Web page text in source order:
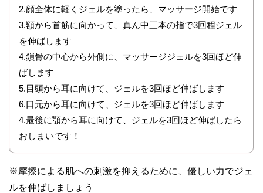
2.顔全体に軽くジェルを塗ったら、マッサージ開始です
3.額から首筋に向かって、真ん中三本の指で3回程ジェル
を伸ばします
4.鎖骨の中心から外側に、マッサージジェルを3回ほど伸
ばします
5.目頭から耳に向けて、ジェルを3回ほど伸ばします
6.口元から耳に向けて、ジェルを3回ほど伸ばします
4.最後に顎から耳に向けて、ジェルを3回ほど伸ばしたら
おしまいです！
※摩擦による肌への刺激を抑えるために、優しい力でジェ
ルを伸ばしましょう